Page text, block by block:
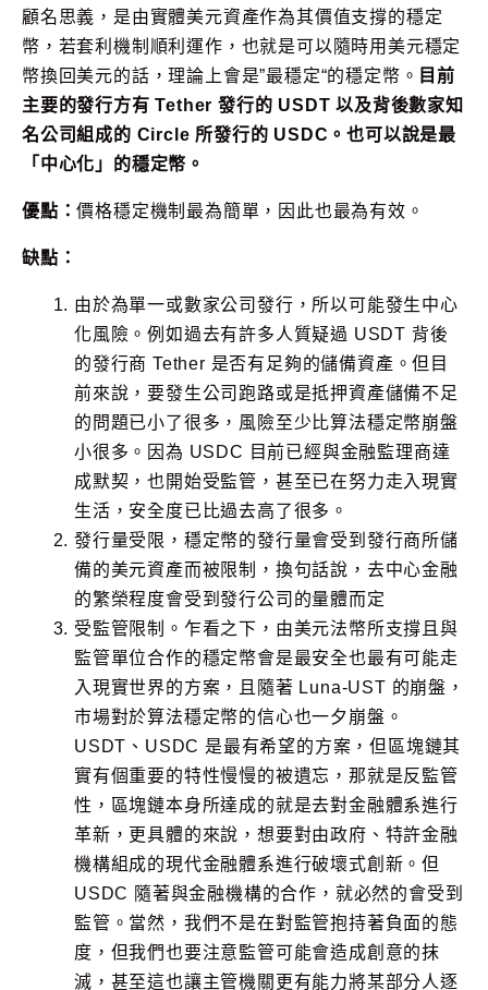
顧名思義，是由實體美元資產作為其價值支撐的穩定
幣，若套利機制順利運作，也就是可以隨時用美元穩定
幣換回美元的話，理論上會是”最穩定“的穩定幣。 目前
主要的發行方有 Tether 發行的 USDT 以及背後數家知
名公司組成的 Circle 所發行的 USDC。也可以說是最
「中心化」的穩定幣。
優點：價格穩定機制最為簡單，因此也最為有效。
缺點：
由於為單一或數家公司發行，所以可能發生中心
化風險。例如過去有許多人質疑過 USDT 背後
的發行商 Tether 是否有足夠的儲備資產。但目
前來說，要發生公司跑路或是抵押資產儲備不足
的問題已小了很多，風險至少比算法穩定幣崩盤
小很多。因為 USDC 目前已經與金融監理商達
成默契，也開始受監管，甚至已在努力走入現實
生活，安全度已比過去高了很多。
發行量受限，穩定幣的發行量會受到發行商所儲
備的美元資產而被限制，換句話說，去中心金融
的繁榮程度會受到發行公司的量體而定
受監管限制。乍看之下，由美元法幣所支撐且與
監管單位合作的穩定幣會是最安全也最有可能走
入現實世界的方案，且隨著 Luna-UST 的崩盤，
市場對於算法穩定幣的信心也一夕崩盤。
USDT、USDC 是最有希望的方案，但區塊鏈其
實有個重要的特性慢慢的被遺忘，那就是反監管
性，區塊鏈本身所達成的就是去對金融體系進行
革新，更具體的來說，想要對由政府、特許金融
機構組成的現代金融體系進行破壞式創新。但
USDC 隨著與金融機構的合作，就必然的會受到
監管。當然，我們不是在對監管抱持著負面的態
度，但我們也要注意監管可能會造成創意的抹
滅，甚至這也讓主管機關更有能力將某部分人逐